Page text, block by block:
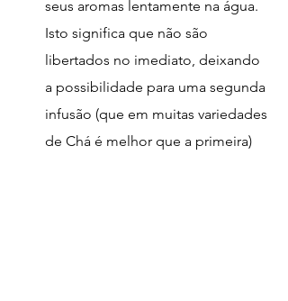
seus aromas lentamente na água.
Isto significa que não são
libertados no imediato, deixando
a possibilidade para uma segunda
infusão (que em muitas variedades
de Chá é melhor que a primeira)